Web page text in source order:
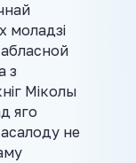
моладзі
з
Міколы
яго
не